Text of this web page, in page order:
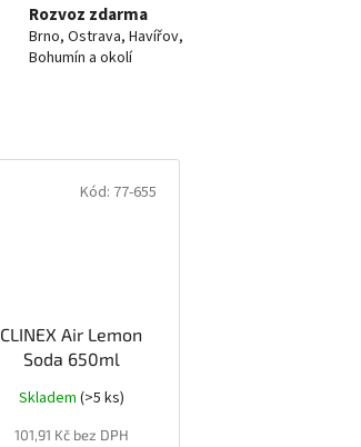
Rozvoz zdarma
Brno, Ostrava, Havířov,
Bohumín a okolí
CLINEX Air Lemon
Soda 650ml
Skladem (>5 ks)
101,91 Kč bez DPH
Kód: 77-655